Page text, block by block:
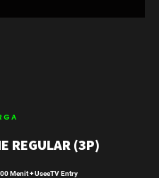
REGULAR (3P)
Menit + UseeTV Entry